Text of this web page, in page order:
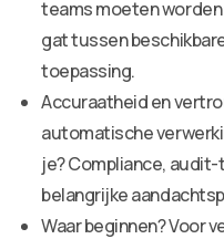
teams moeten
gat tussen
toepassing.
Accuraatheid en
automatische
je? Compliance,
belangrijke
Waar beginnen? Voor